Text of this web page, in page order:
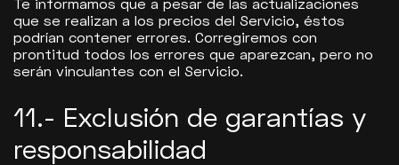
Te informamos que a pesar de las actualizaciones
que se realizan a los precios del Servicio, éstos
podrían contener errores. Corregiremos con
prontitud todos los errores que aparezcan, pero no
serán vinculantes con el Servicio.
11.- Exclusión de garantías y
responsabilidad